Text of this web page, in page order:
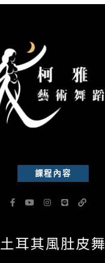
課程內容
F
a
o
o
Y
o
b
e
I
n
g
r
L
i
L
i
土耳其風肚皮舞